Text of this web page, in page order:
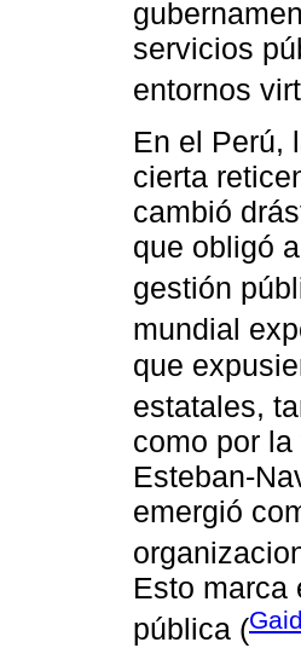
servicios
entornos
En el Perú,
cierta
cambió
que obligó
gestión
mundial
que
estatales,
como por
Esteban-
emergió
Esto marca
pública (